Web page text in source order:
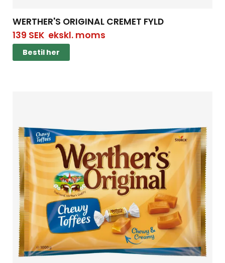
WERTHER'S ORIGINAL CREMET FYLD
139 SEKekskl. moms
Bestil her